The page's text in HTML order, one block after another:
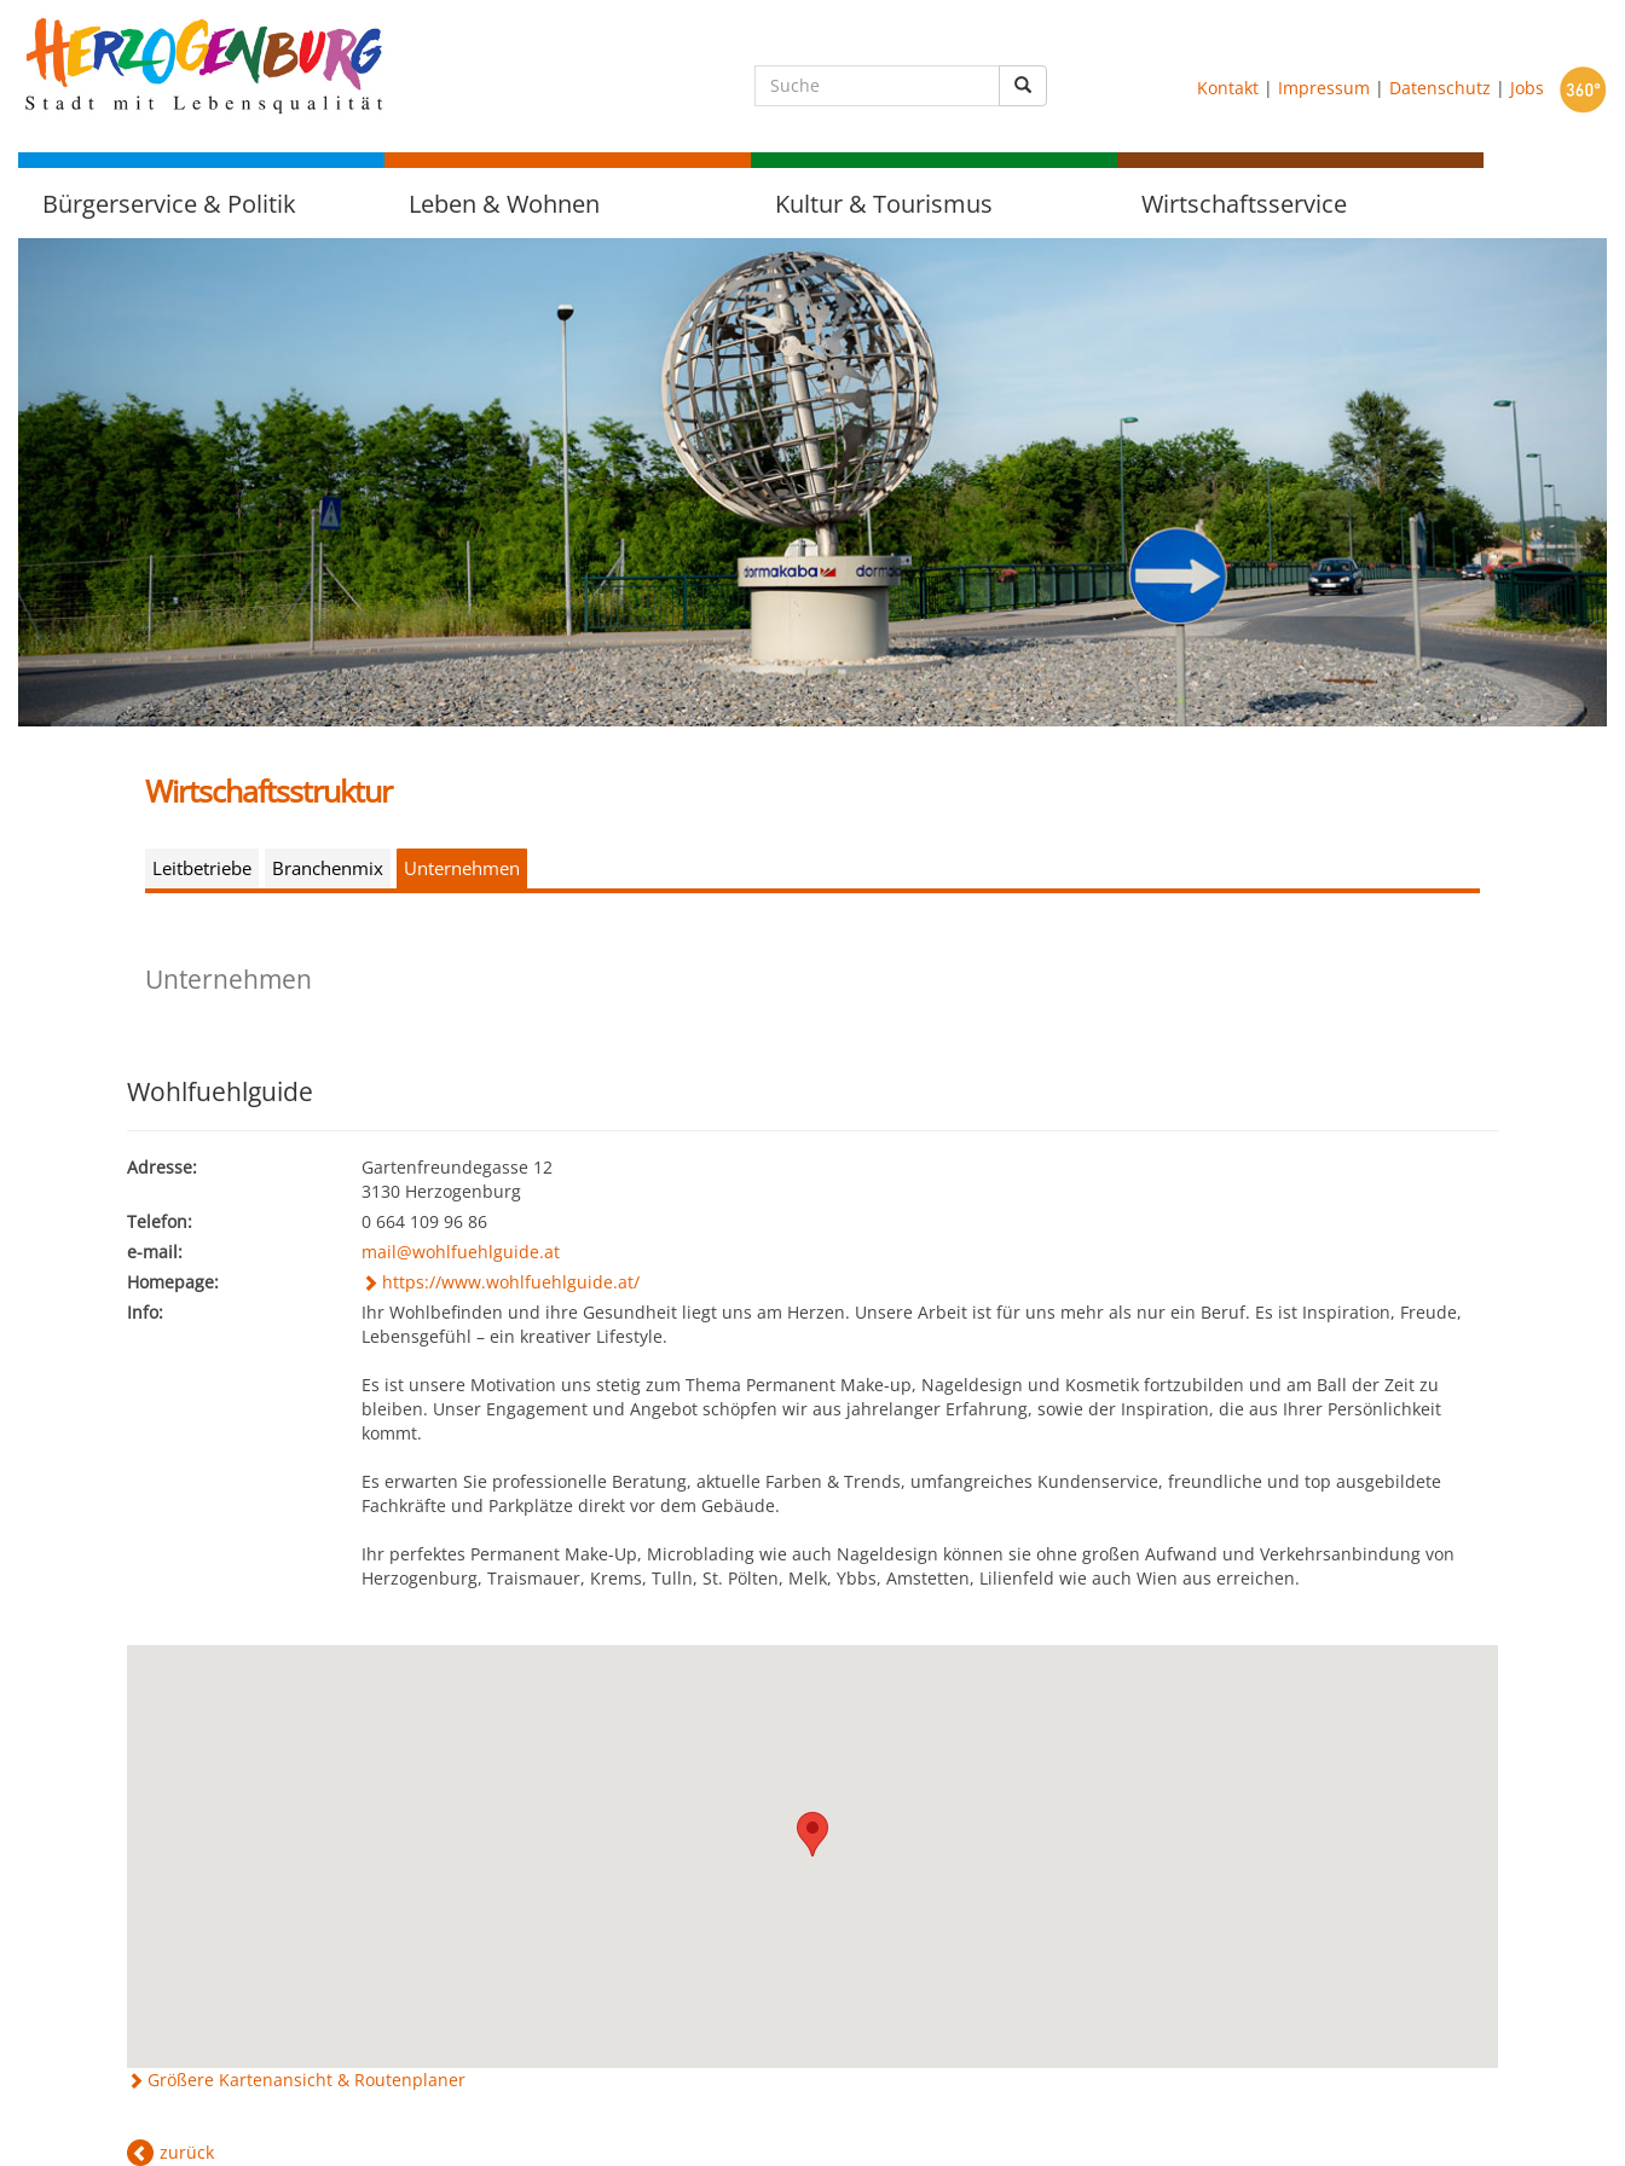
zum
Hauptinhalt
Kontakt | Impressum | Datenschutz | Jobs
Bürgerservice & Politik Leben & Wohnen Kultur & Tourismus Wirtschaftsservice
Wirtschaftsstruktur
Leitbetriebe Branchenmix Unternehmen
Unternehmen
Wohlfuehlguide
Adresse:
Gartenfreundegasse 12
3130 Herzogenburg
Telefon:
0 664 109 96 86
e-mail:
mail@wohlfuehlguide.at
Homepage:
https://www.wohlfuehlguide.at/
Info:
Ihr Wohlbefinden und ihre Gesundheit liegt uns am Herzen. Unsere Arbeit ist für uns mehr als nur ein Beruf. Es ist Inspiration, Freude,
Lebensgefühl – ein kreativer Lifestyle.
​Es ist unsere Motivation uns stetig zum Thema Permanent Make-up, Nageldesign und Kosmetik fortzubilden und am Ball der Zeit zu
bleiben. Unser Engagement und Angebot schöpfen wir aus jahrelanger Erfahrung, sowie der Inspiration, die aus Ihrer Persönlichkeit
kommt.
​Es erwarten Sie ​professionelle Beratung, aktuelle Farben & Trends, umfangreiches Kundenservice, freundliche und top ausgebildete
Fachkräfte​ und Parkplätze direkt vor dem Gebäude.
Ihr perfektes Permanent Make-Up, Microblading wie auch Nageldesign können sie ohne großen Aufwand und Verkehrsanbindung von
Herzogenburg, Traismauer, Krems, Tulln, St. Pölten, Melk, Ybbs, Amstetten, Lilienfeld wie auch Wien aus erreichen.
Größere Kartenansicht & Routenplaner
zurück